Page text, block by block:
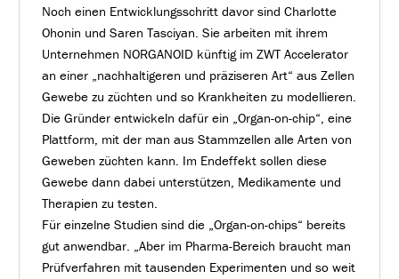
Noch einen Entwicklungsschritt davor sind Charlotte
Ohonin und Saren Tasciyan. Sie arbeiten mit ihrem
Unternehmen NORGANOID künftig im ZWT Accelerator
an einer „nachhaltigeren und präziseren Art“ aus Zellen
Gewebe zu züchten und so Krankheiten zu modellieren.
Die Gründer entwickeln dafür ein „Organ-on-chip“, eine
Plattform, mit der man aus Stammzellen alle Arten von
Geweben züchten kann. Im Endeffekt sollen diese
Gewebe dann dabei unterstützen, Medikamente und
Therapien zu testen.
Für einzelne Studien sind die „Organ-on-chips“ bereits
gut anwendbar. „Aber im Pharma-Bereich braucht man
Prüfverfahren mit tausenden Experimenten und so weit